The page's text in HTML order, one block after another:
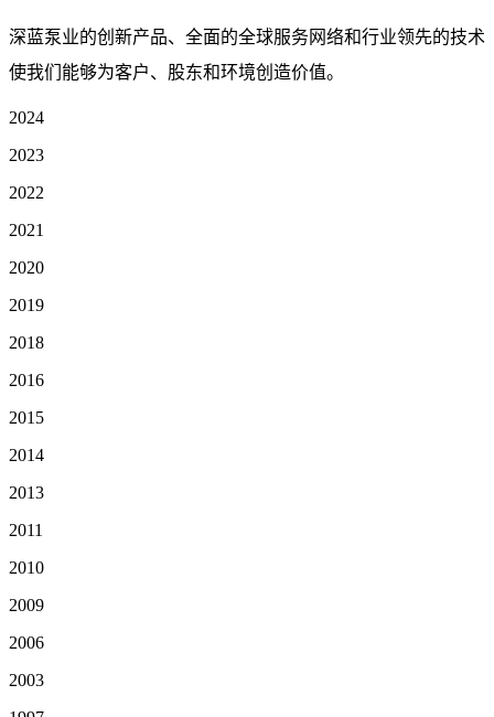
深蓝泵业的创新产品、全面的全球服务网络和行业领先的技术
使我们能够为客户、股东和环境创造价值。
2024
2023
2022
2021
2020
2019
2018
2016
2015
2014
2013
2011
2010
2009
2006
2003